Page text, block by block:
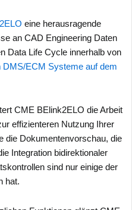
eine herausragende
an CAD Engineering Daten
Data Life Cycle innerhalb von
DMS/ECM Systeme auf dem
CME BElink2ELO die Arbeit
effizienteren Nutzung Ihrer
die Dokumentenvorschau, die
Integration bidirektionaler
sind nur einige der
hat.